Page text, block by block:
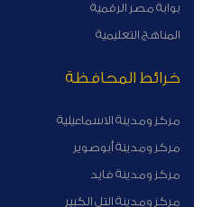
بوابة مصر الرقمية
المناهج التعليمية
خرائط المحافظة
مركز ومدينة الاسماعيلية
مركز ومدينة أبوصوير
مركز ومدينة فايد
مركز ومدينة التل الكبير